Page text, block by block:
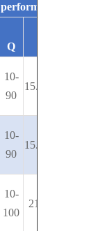
performance
Q
10-
90
15.5-6.5
10-
90
15.5-6.5
10-
100
21.5-9